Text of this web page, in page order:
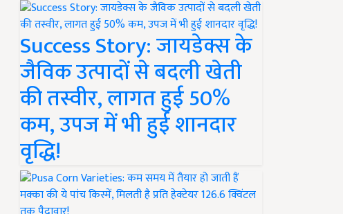
Success Story: जायडेक्स के
जैविक उत्पादों से बदली खेती
की तस्वीर, लागत हुई 50%
कम, उपज में भी हुई शानदार
वृद्धि!